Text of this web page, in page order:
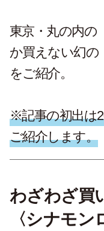
東京・丸の内の
か買えない幻の
をご紹介。
※記事の初出は
ご紹介します。
わざわざ買
〈シナモン